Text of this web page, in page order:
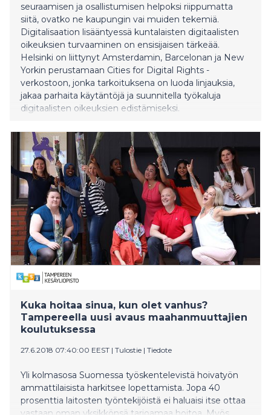
seuraamisen ja osallistumisen helpoksi riippumatta
siitä, ovatko ne kaupungin vai muiden tekemiä.
Digitalisaation lisääntyessä kuntalaisten digitaalisten
oikeuksien turvaaminen on ensisijaisen tärkeää.
Helsinki on liittynyt Amsterdamin, Barcelonan ja New
Yorkin perustamaan Cities for Digital Rights -
verkostoon, jonka tarkoituksena on luoda linjauksia,
jakaa parhaita käytäntöjä ja suunnitella työkaluja
digitaalisten oikeuksien edistämiseksi.
Kuka hoitaa sinua, kun olet vanhus?
Tampereella uusi avaus maahanmuuttajien
koulutuksessa
27.6.2018 07:40:00 EEST | Tulostie | Tiedote
Yli kolmasosa Suomessa työskentelevistä hoivatyön
ammattilaisista harkitsee lopettamista. Jopa 40
prosenttia laitosten työntekijöistä ei haluaisi itse ottaa